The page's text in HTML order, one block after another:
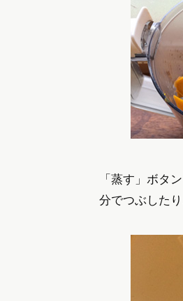
「蒸す」ボタ
分でつぶした